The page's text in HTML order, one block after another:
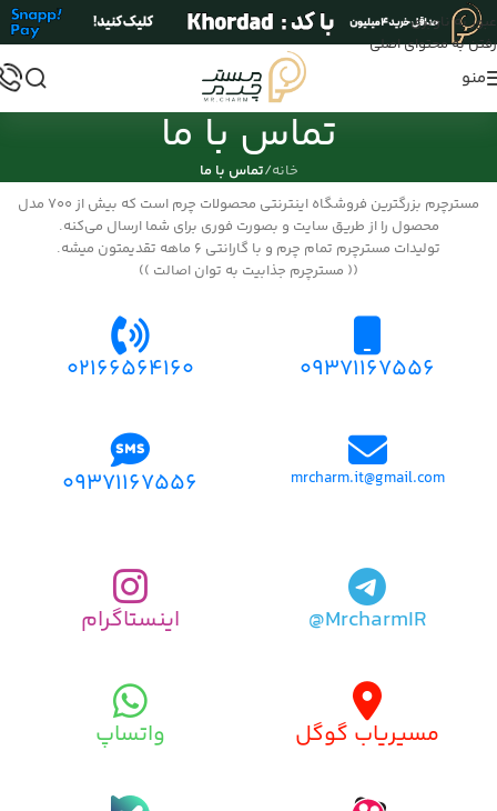
عبور به ناوبری
رفتن به محتوای اصلی
منو
تماس با ما
خانه/تماس با ما
مسترچرم بزرگترین فروشگاه اینترنتی محصولات چرم است که بیش از ۷۰۰ مدل
محصول را از طریق سایت و بصورت فوری برای شما ارسال می‌کنه.
تولیدات مسترچرم تمام چرم و با گارانتی ۶ ماهه تقدیمتون میشه.
(( مسترچرم جذابیت به توان اصالت ))
09371167556
02166564160
mrcharm.it@gmail.com
09371167556
MrcharmIR@ اینستاگرام
مسیریاب گوگل واتساپ